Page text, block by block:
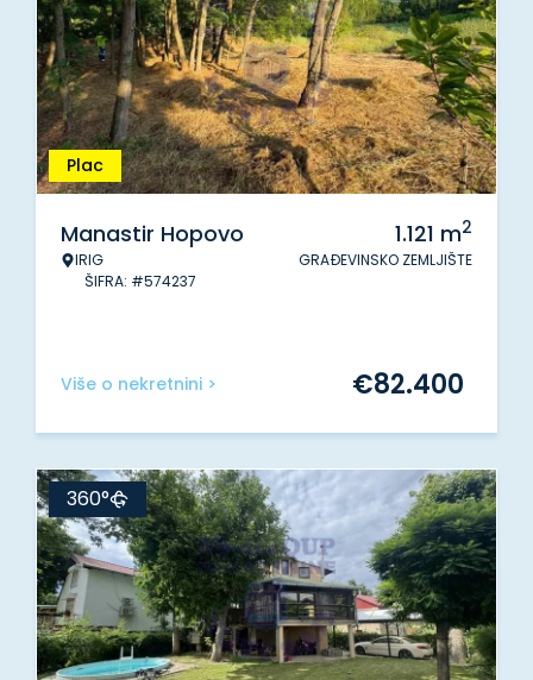
Plac
Manastir Hopovo
IRIG
ŠIFRA: #574237
1.121 m2
GRAĐEVINSKO ZEMLJIŠTE
Više o nekretnini > €82.400
360°